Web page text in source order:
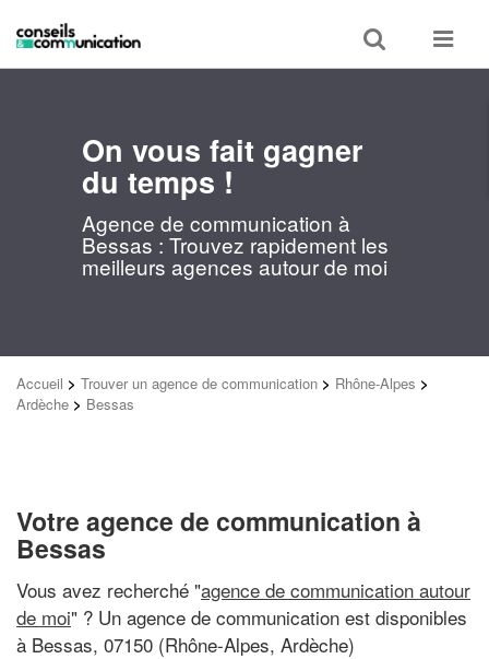
Toggle
search
Toggle
On vous fait gagner
du temps !
Agence de communication à
Bessas : Trouvez rapidement les
meilleurs agences autour de moi
Accueil > Trouver un agence de communication > Rhône-Alpes >
Ardèche > Bessas
Votre agence de communication à
Bessas
Vous avez recherché "agence de communication autour
de moi" ? Un agence de communication est disponibles
à Bessas, 07150 (Rhône-Alpes, Ardèche)